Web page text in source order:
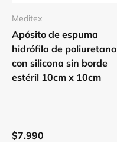
Meditex
Apósito de espuma
hidrófila de poliuretano
con silicona sin borde
estéril 10cm x 10cm
$7.990